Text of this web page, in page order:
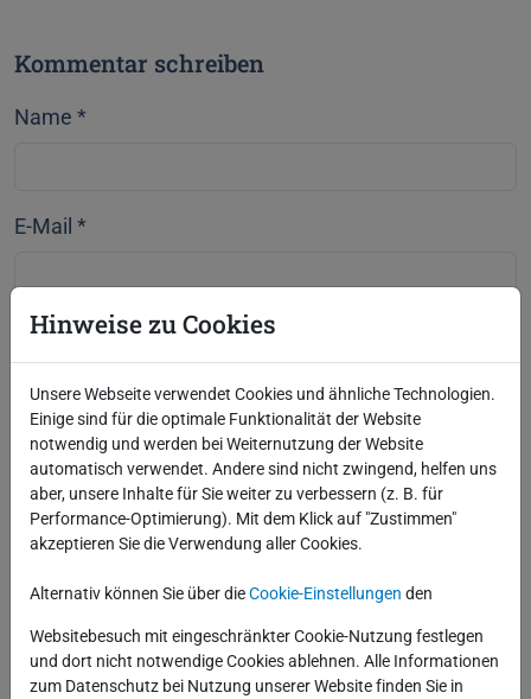
Kommentar schreiben
Name *
E-Mail *
Kommentar*
* Diese Felder sind erforderlich
Blog über RSS abonnieren
Letzte Blogbeiträge
Hinweise zu Cookies
Unsere Webseite verwendet Cookies und ähnliche Technologien.
Einige sind für die optimale Funktionalität der Website
notwendig und werden bei Weiternutzung der Website
automatisch verwendet. Andere sind nicht zwingend, helfen uns
aber, unsere Inhalte für Sie weiter zu verbessern (z. B. für
Performance-Optimierung). Mit dem Klick auf "Zustimmen"
akzeptieren Sie die Verwendung aller Cookies.
Alternativ können Sie über dieCookie-Einstellungen den
Websitebesuch mit eingeschränkter Cookie-Nutzung festlegen
und dort nicht notwendige Cookies ablehnen. Alle Informationen
zum Datenschutz bei Nutzung unserer Website finden Sie in